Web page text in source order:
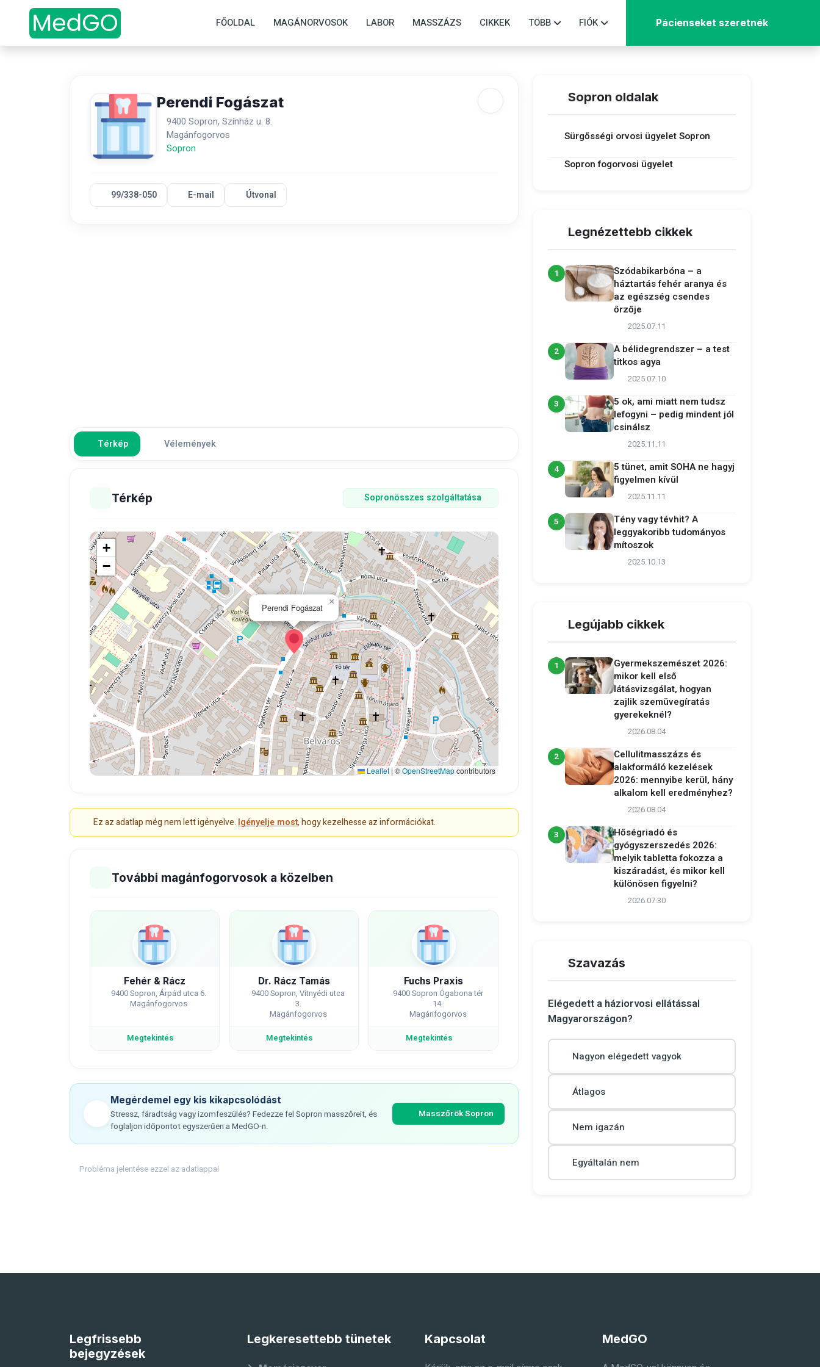
FŐOLDAL MAGÁNORVOSOK LABOR MASSZÁZS CIKKEK TÖBB FIÓK Pácienseket szeretnék
Perendi Fogászat
9400 Sopron, Színház u. 8.
Magánfogorvos
Sopron
99/338-050 E-mail Útvonal
Térkép Vélemények
Térkép Sopronösszes szolgáltatása
Perendi Fogászat
×
+
−
Leaflet |©OpenStreetMapcontributors
Ez az adatlap még nem lett igényelve. Igényelje most, hogy kezelhesse az információkat.
További magánfogorvosok a közelben
Fehér & Rácz
9400 Sopron, Árpád utca 6.
Magánfogorvos
Megtekintés
Dr. Rácz Tamás
9400 Sopron, Vitnyédi utca
3.
Magánfogorvos
Megtekintés
Fuchs Praxis
9400 Sopron Ógabona tér
14.
Magánfogorvos
Megtekintés
Megérdemel egy kis kikapcsolódást
Stressz, fáradtság vagy izomfeszülés? Fedezze fel Sopron masszőreit, és
foglaljon időpontot egyszerűen a MedGO-n.
Masszőrök Sopron
Probléma jelentése ezzel az adatlappal
Sopron oldalak
Sürgősségi orvosi ügyelet Sopron
Sopron fogorvosi ügyelet
Legnézettebb cikkek
1
Szódabikarbóna – a
háztartás fehér aranya és
az egészség csendes
őrzője
2025.07.11
2
A bélidegrendszer – a test
titkos agya
2025.07.10
3
5 ok, ami miatt nem tudsz
lefogyni – pedig mindent jól
csinálsz
2025.11.11
4
5 tünet, amit SOHA ne hagyj
figyelmen kívül
2025.11.11
5
Tény vagy tévhit? A
leggyakoribb tudományos
mítoszok
2025.10.13
Legújabb cikkek
1
Gyermekszemészet 2026:
mikor kell első
látásvizsgálat, hogyan
zajlik szemüvegíratás
gyerekeknél?
2026.08.04
2
Cellulitmasszázs és
alakformáló kezelések
2026: mennyibe kerül, hány
alkalom kell eredményhez?
2026.08.04
3
Hőségriadó és
gyógyszerszedés 2026:
melyik tabletta fokozza a
kiszáradást, és mikor kell
különösen figyelni?
2026.07.30
Szavazás
Elégedett a háziorvosi ellátással
Magyarországon?
Nagyon elégedett vagyok
Átlagos
Nem igazán
Egyáltalán nem
Legfrissebb
bejegyzések
Legkeresettebb tünetek
Kapcsolat
MedGO